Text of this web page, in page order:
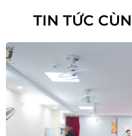
TIN TỨC